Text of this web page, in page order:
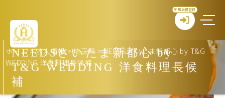
新規会員登録
NEEDSさいたま新都心 by
T&G WEDDING 洋食料理長候
補
ホーム >求人情報>埼玉県 >NEEDSさいたま新都心 by T&G
WEDDING 洋食料理長候補